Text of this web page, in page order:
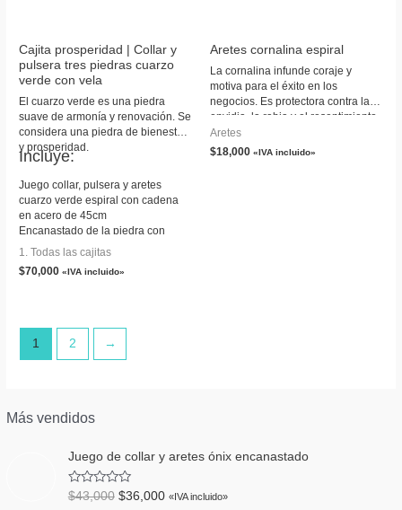
Más vendidos
Juego de collar y aretes ónix encanastado
V
$43,000 $36,000 «IVA incluido»
Cajita prosperidad | Collar y
pulsera tres piedras cuarzo
verde con vela
El cuarzo verde es una piedra
suave de armonía y renovación. Se
considera una piedra de bienestar
y prosperidad.
Incluye:
Juego collar, pulsera y aretes
cuarzo verde espiral con cadena
en acero de 45cm
Encanastado de la piedra con
alambre de oro golfi
Vela con cuarzo verde (El diseño
de la vela te llega de acuerdo a
1. Todas las cajitas
$70,000 «IVA incluido»
Aretes cornalina espiral
La cornalina infunde coraje y
motiva para el éxito en los
negocios. Es protectora contra la
envidia, la rabia y el resentimiento.
Aretes
$18,000 «IVA incluido»
1 2 →